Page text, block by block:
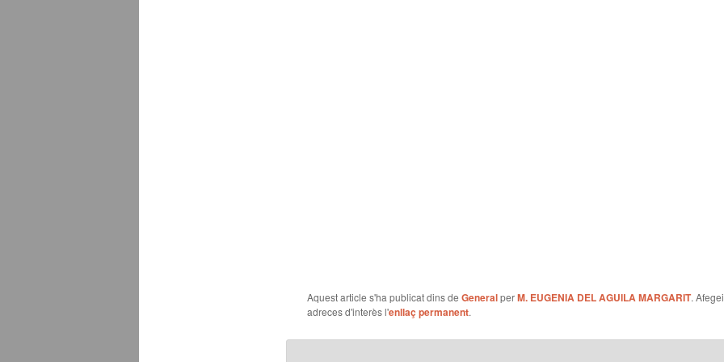
Aquest article s'ha publicat dins de GeneralperM. EUGENIA DEL AGUILA MARGARIT.
adreces d'interès l'enllaç permanent.